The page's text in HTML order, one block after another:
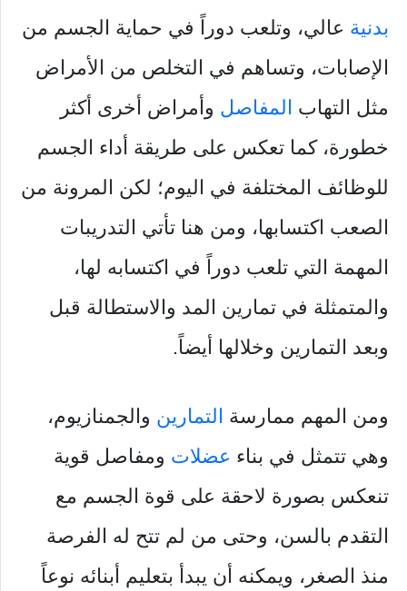
بدنية عالي، وتلعب دوراً في حماية الجسم من
الإصابات، وتساهم في التخلص من الأمراض
مثل التهاب المفاصل وأمراض أخرى أكثر
خطورة، كما تعكس على طريقة أداء الجسم
للوظائف المختلفة في اليوم؛ لكن المرونة من
الصعب اكتسابها، ومن هنا تأتي التدريبات
المهمة التي تلعب دوراً في اكتسابه لها،
والمتمثلة في تمارين المد والاستطالة قبل
وبعد التمارين وخلالها أيضاً.
ومن المهم ممارسة التمارين والجمنازيوم،
وهي تتمثل في بناء عضلات ومفاصل قوية
تنعكس بصورة لاحقة على قوة الجسم مع
التقدم بالسن، وحتى من لم تتح له الفرصة
منذ الصغر، ويمكنه أن يبدأ بتعليم أبنائه نوعاً